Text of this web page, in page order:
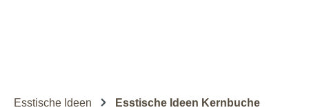
Esstische Ideen Esstische Ideen Kernbuche